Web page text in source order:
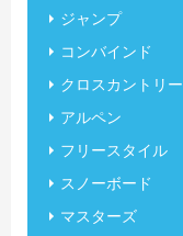
ジャンプ
コンバインド
クロスカントリー
アルペン
フリースタイル
スノーボード
マスターズ